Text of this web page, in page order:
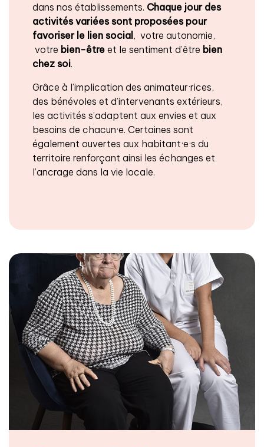
dans nos établissements. Chaque jour des
activités variées sont proposées pour
favoriser le lien social , votre autonomie,
votre bien-être et le sentiment d’être bien
chez soi.
Grâce à l’implication des animateur·rices,
des bénévoles et d’intervenants extérieurs,
les activités s’adaptent aux envies et aux
besoins de chacun·e. Certaines sont
également ouvertes aux habitant·e·s du
territoire renforçant ainsi les échanges et
l’ancrage dans la vie locale.